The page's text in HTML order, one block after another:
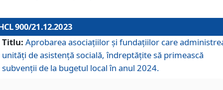
900/21.12.2023
Titlu: Aprobarea asociațiilor şi fundațiilor care
unități de asistenţă socială, îndreptăţite să primească
subvenţii de la bugetul local în anul 2024.